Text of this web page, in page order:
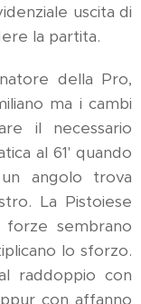
uscita di
la partita.
della Pro,
ma i cambi
il necessario
al 61' quando
angolo trova
La Pistoiese
sembrano
lo sforzo.
raddoppio con
con affanno